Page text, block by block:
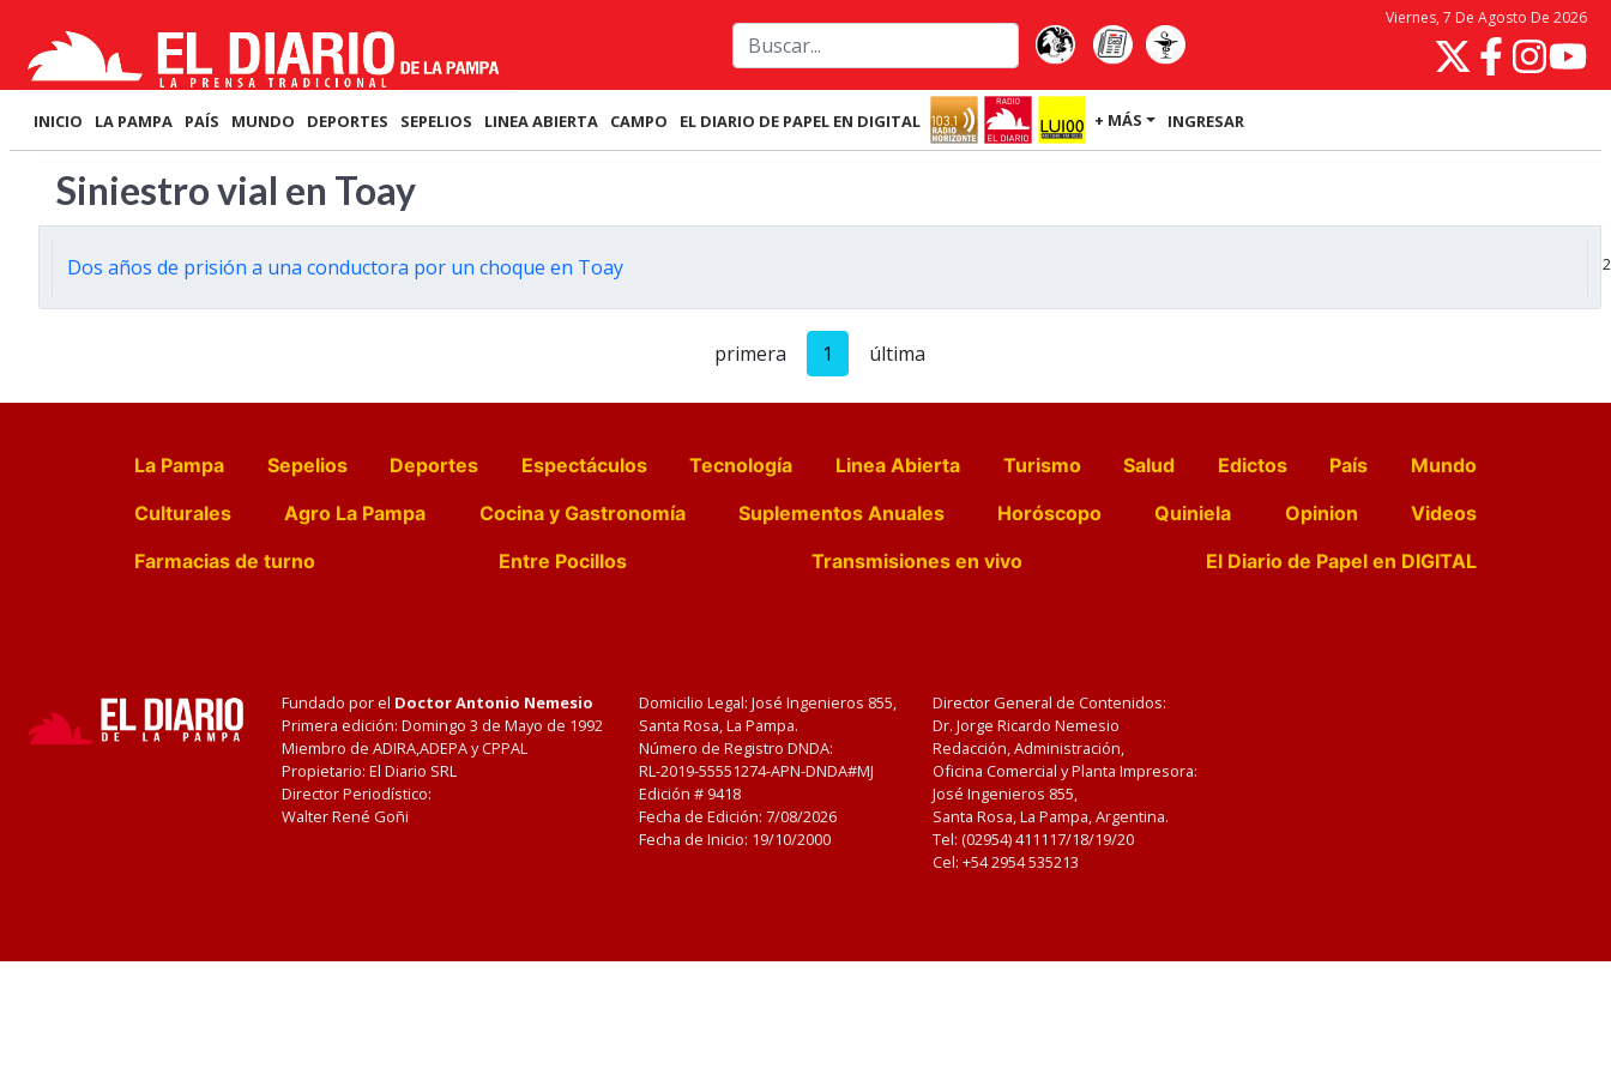
Viernes, 7 De Agosto De 2026
INICIO LA PAMPA PAÍS MUNDO DEPORTES SEPELIOS LINEA ABIERTA CAMPO EL DIARIO DE PAPEL EN DIGITAL + MÁS INGRESAR
Siniestro vial en Toay
Dos años de prisión a una conductora por un choque en Toay
primera 1 última
La Pampa Sepelios Deportes Espectáculos Tecnología Linea Abierta Turismo Salud Edictos País
Mundo
Culturales
Agro La Pampa Cocina y Gastronomía Suplementos Anuales Horóscopo Quiniela Opinion
Videos
Farmacias de turno
Entre Pocillos Transmisiones en vivo El Diario de Papel en DIGITAL
Fundado por el Doctor Antonio Nemesio
Primera edición: Domingo 3 de Mayo de 1992
Miembro de ADIRA,ADEPA y CPPAL
Propietario: El Diario SRL
Director Periodístico:
Walter René Goñi
Domicilio Legal: José Ingenieros 855,
Santa Rosa, La Pampa.
Número de Registro DNDA:
RL-2019-55551274-APN-DNDA#MJ
Edición # 9418
Fecha de Edición: 7/08/2026
Fecha de Inicio: 19/10/2000
Director General de Contenidos:
Dr. Jorge Ricardo Nemesio
Redacción, Administración,
Oficina Comercial y Planta Impresora:
José Ingenieros 855,
Santa Rosa, La Pampa, Argentina.
Tel: (02954) 411117/18/19/20
Cel: +54 2954 535213